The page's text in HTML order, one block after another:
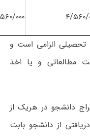
۰۰۰ ۴/۵۶۰/
الزامی است و
مطالعاتی و یا اخذ
دانشجو در هریک از
از دانشجو بابت